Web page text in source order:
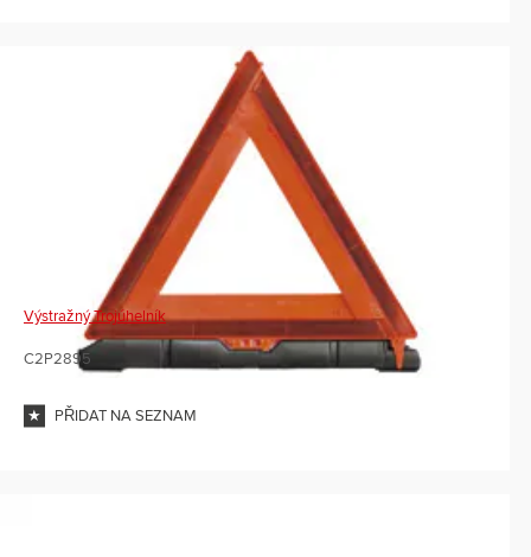
Výstražný Trojúhelník
C2P2895
PŘIDAT NA SEZNAM